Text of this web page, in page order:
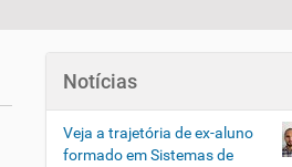
Notícias
Veja a trajetória de ex-aluno
formado em Sistemas de